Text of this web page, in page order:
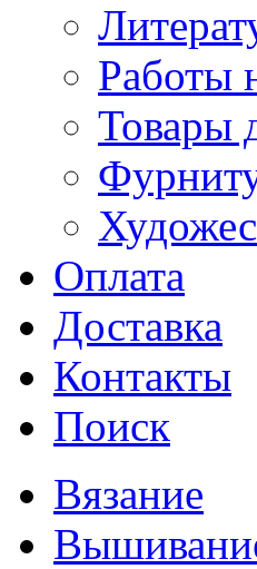
Работы
Товары
Оплата
Доставка
Контакты
Поиск
Вязание